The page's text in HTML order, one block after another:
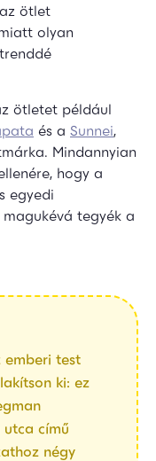
ötlet
olyan
ötletet például
és a Sunnei,
Mindannyian
hogy a
egyedi
tegyék a
emberi test
ki: ez
utca című
négy